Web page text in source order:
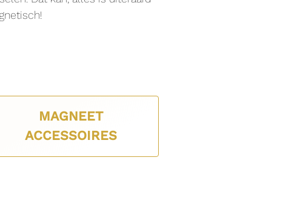
MAGNEET
ACCESSOIRES